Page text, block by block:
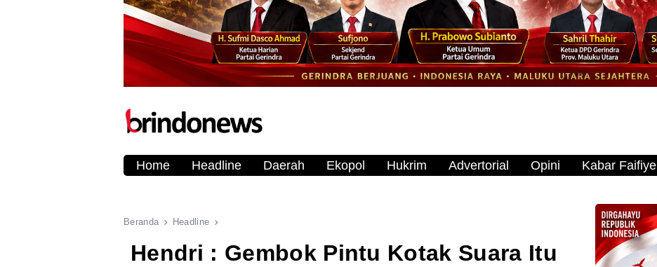
Home Headline Daerah Ekopol Hukrim Advertorial Opini Kabar Faifiye
Beranda Headline
Hendri : Gembok Pintu Kotak Suara Itu